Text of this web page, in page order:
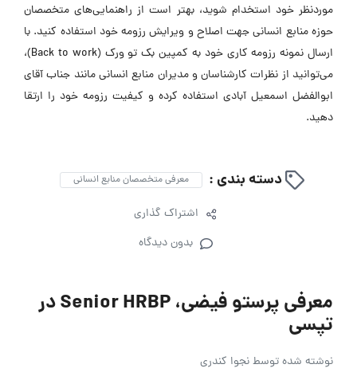
موردنظر خود استخدام شوید، بهتر است از راهنمایی‌های متخصصان
حوزه منابع انسانی جهت اصلاح و ویرایش رزومه خود استفاده کنید. با
ارسال نمونه رزومه کاری خود به کمپین بک تو ورک (Back to work)،
می‌توانید از نظرات کارشناسان و مدیران منابع انسانی مانند جناب آقای
ابوالفضل اسمعیل آبادی استفاده کرده و کیفیت رزومه خود را ارتقا
دهید.
دسته بندی : معرفی متخصصان منابع انسانی
اشتراک گذاری
بدون دیدگاه
معرفی پرستو فیضی، Senior HRBP در
تپسی
نوشته شده توسطنجوا کندری